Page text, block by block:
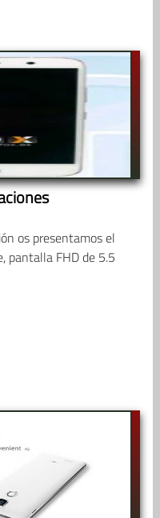
os presentamos el
pantalla FHD de 5.5